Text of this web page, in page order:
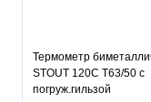
Термометр
STOUT 120С Т63/50 с
погруж.гильзой